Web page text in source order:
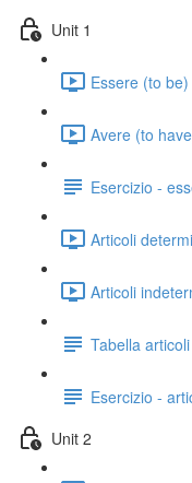
Unit 1
Essere (to
Avere (to
Esercizio -
Articoli
Articoli
Tabella articoli
Esercizio -
Unit 2